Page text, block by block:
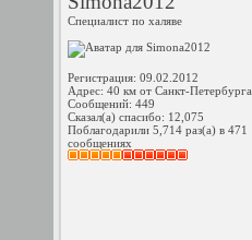
Специалист по халяве
Регистрация: 09.02.2012
Адрес: 40 км от Санкт-Петербурга
Сообщений: 449
Сказал(а) спасибо: 12,075
Поблагодарили 5,714 раз(а) в 471
сообщениях